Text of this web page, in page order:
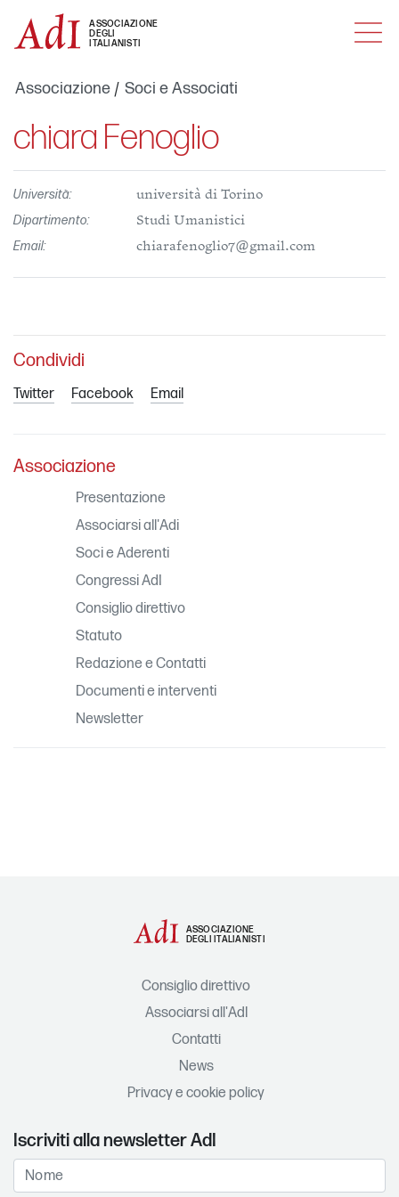
ASSOCIAZIONE
DEGLI
ITALIANISTI
MENU
Associazione Soci e Associati
chiara Fenoglio
Università:
università di Torino
Dipartimento:
Studi Umanistici
Email:
chiarafenoglio7@gmail.com
Condividi
Twitter Facebook Email
Associazione
Presentazione
Associarsi all'Adi
Soci e Aderenti
Congressi AdI
Consiglio direttivo
Statuto
Redazione e Contatti
Documenti e interventi
Newsletter
ASSOCIAZIONE
DEGLI ITALIANISTI
Consiglio direttivo
Associarsi all'AdI
Contatti
News
Privacy e cookie policy
Iscriviti alla newsletter AdI